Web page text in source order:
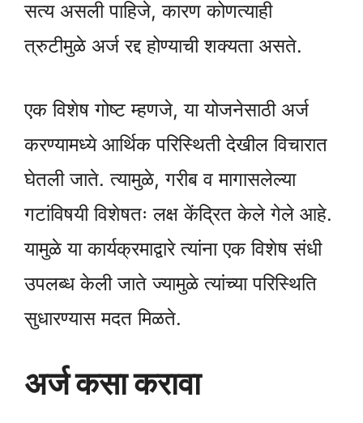
सत्य असली पाहिजे, कारण कोणत्याही
त्रुटीमुळे अर्ज रद्द होण्याची शक्यता असते.
एक विशेष गोष्ट म्हणजे, या योजनेसाठी अर्ज
करण्यामध्ये आर्थिक परिस्थिती देखील विचारात
घेतली जाते. त्यामुळे, गरीब व मागासलेल्या
गटांविषयी विशेषतः लक्ष केंद्रित केले गेले आहे.
यामुळे या कार्यक्रमाद्वारे त्यांना एक विशेष संधी
उपलब्ध केली जाते ज्यामुळे त्यांच्या परिस्थिति
सुधारण्यास मदत मिळते.
अर्ज कसा करावा